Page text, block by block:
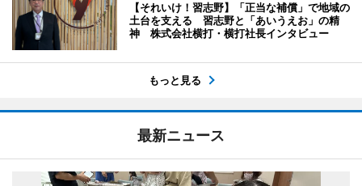
【それいけ！習志野】「正当な補償」で地域の
土台を支える 習志野と「あいうえお」の精
神 株式会社横打・横打社長インタビュー
もっと見る
最新ニュース